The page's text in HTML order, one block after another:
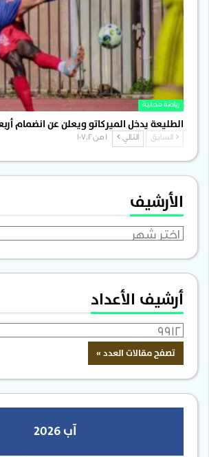
رياضة محلية
الطليعة يدخل الميركاتو ويعلن عن انضمام
السابق التالي
الأرشيف
الأرشيف
أرشيف الأعداد
آب 2026